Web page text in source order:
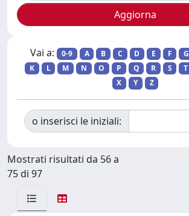
Vai a: 0-9 A B C D E F G
K
L M N O P Q R S T
X
Y Z
o inserisci le iniziali:
Mostrati risultati da 56 a
75 di 97